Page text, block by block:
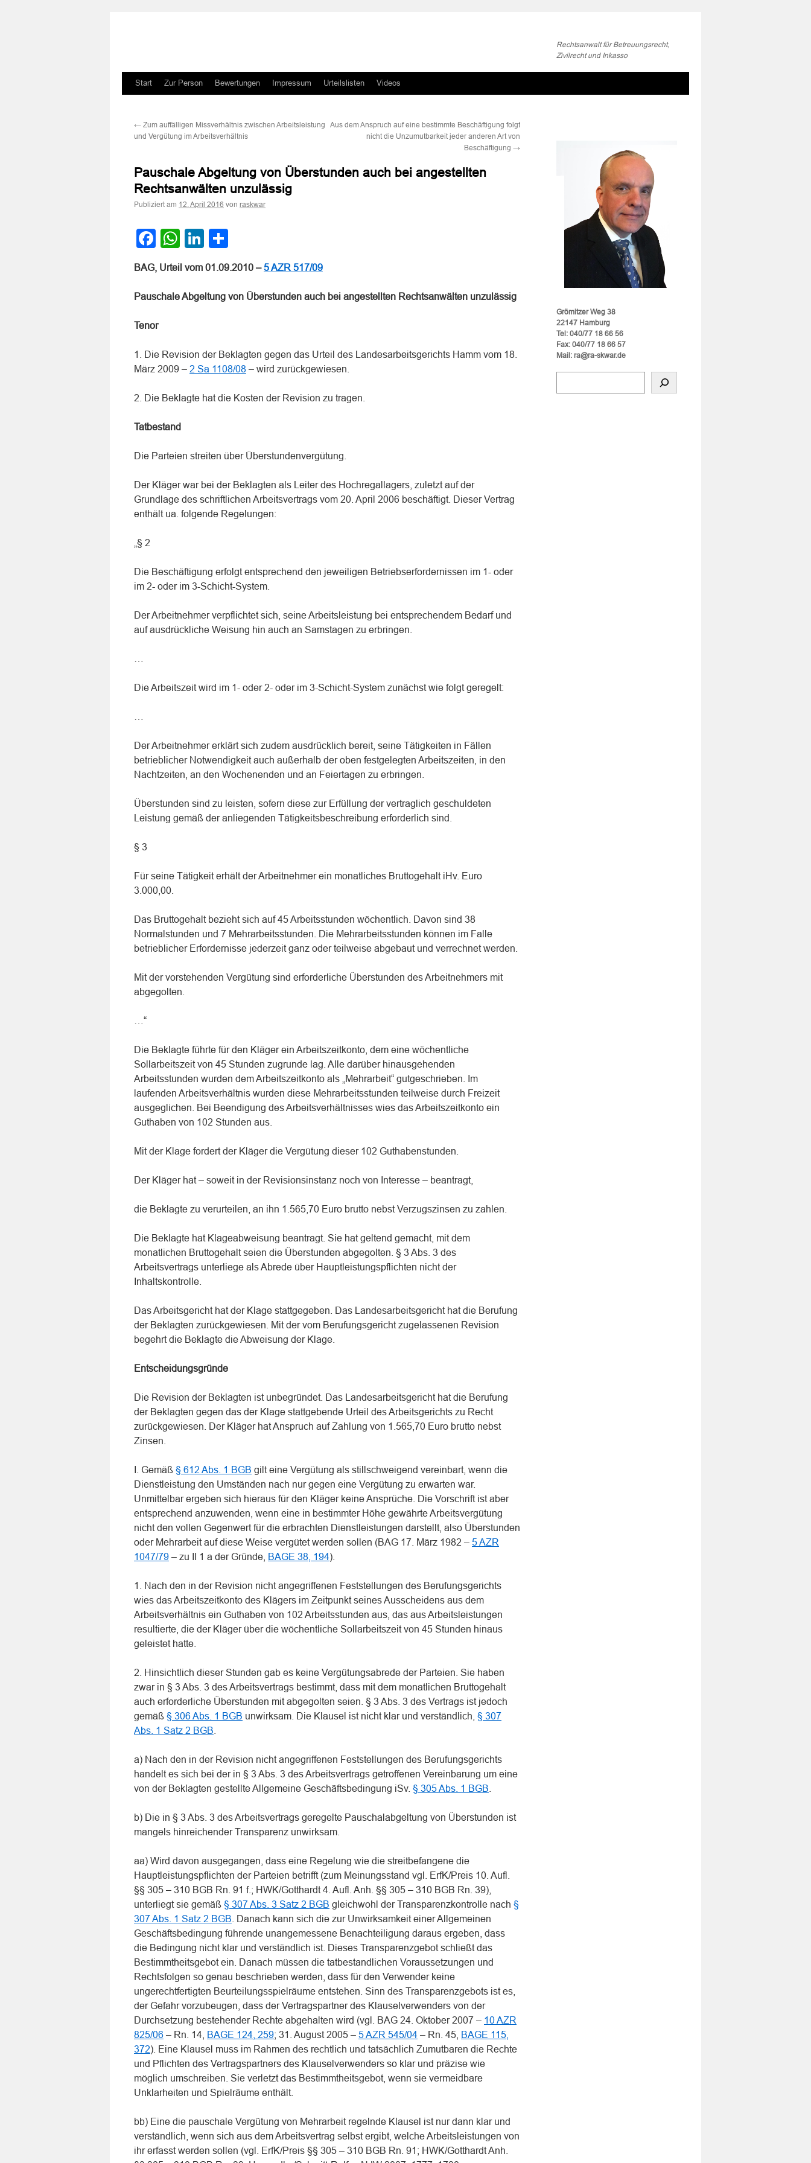
Rechtsanwalt für Betreuungsrecht,
Zivilrecht und Inkasso
Zum
springen
Start Zur Person Bewertungen Impressum Urteilslisten Videos
← Zum auffälligen Missverhältnis zwischen Arbeitsleistung
und Vergütung im Arbeitsverhältnis
Aus dem Anspruch auf eine bestimmte Beschäftigung folgt
nicht die Unzumutbarkeit jeder anderen Art von
Beschäftigung →
Pauschale Abgeltung von Überstunden auch bei angestellten
Rechtsanwälten unzulässig
Publiziert am 12. April 2016 von raskwar
Facebook
WhatsApp
LinkedIn
BAG, Urteil vom 01.09.2010 –5 AZR 517/09
Pauschale Abgeltung von Überstunden auch bei angestellten Rechtsanwälten unzulässig
Tenor
1. Die Revision der Beklagten gegen das Urteil des Landesarbeitsgerichts Hamm vom 18.
März 2009 – 2 Sa 1108/08 – wird zurückgewiesen.
2. Die Beklagte hat die Kosten der Revision zu tragen.
Tatbestand
Die Parteien streiten über Überstundenvergütung.
Der Kläger war bei der Beklagten als Leiter des Hochregallagers, zuletzt auf der
Grundlage des schriftlichen Arbeitsvertrags vom 20. April 2006 beschäftigt. Dieser Vertrag
enthält ua. folgende Regelungen:
„§ 2
Die Beschäftigung erfolgt entsprechend den jeweiligen Betriebserfordernissen im 1- oder
im 2- oder im 3-Schicht-System.
Der Arbeitnehmer verpflichtet sich, seine Arbeitsleistung bei entsprechendem Bedarf und
auf ausdrückliche Weisung hin auch an Samstagen zu erbringen.
Die Arbeitszeit wird im 1- oder 2- oder im 3-Schicht-System zunächst wie folgt geregelt:
Der Arbeitnehmer erklärt sich zudem ausdrücklich bereit, seine Tätigkeiten in Fällen
betrieblicher Notwendigkeit auch außerhalb der oben festgelegten Arbeitszeiten, in den
Nachtzeiten, an den Wochenenden und an Feiertagen zu erbringen.
Überstunden sind zu leisten, sofern diese zur Erfüllung der vertraglich geschuldeten
Leistung gemäß der anliegenden Tätigkeitsbeschreibung erforderlich sind.
§ 3
Für seine Tätigkeit erhält der Arbeitnehmer ein monatliches Bruttogehalt iHv. Euro
3.000,00.
Das Bruttogehalt bezieht sich auf 45 Arbeitsstunden wöchentlich. Davon sind 38
Normalstunden und 7 Mehrarbeitsstunden. Die Mehrarbeitsstunden können im Falle
betrieblicher Erfordernisse jederzeit ganz oder teilweise abgebaut und verrechnet werden.
Mit der vorstehenden Vergütung sind erforderliche Überstunden des Arbeitnehmers mit
abgegolten.
…“
Die Beklagte führte für den Kläger ein Arbeitszeitkonto, dem eine wöchentliche
Sollarbeitszeit von 45 Stunden zugrunde lag. Alle darüber hinausgehenden
Arbeitsstunden wurden dem Arbeitszeitkonto als „Mehrarbeit“ gutgeschrieben. Im
laufenden Arbeitsverhältnis wurden diese Mehrarbeitsstunden teilweise durch Freizeit
ausgeglichen. Bei Beendigung des Arbeitsverhältnisses wies das Arbeitszeitkonto ein
Guthaben von 102 Stunden aus.
Mit der Klage fordert der Kläger die Vergütung dieser 102 Guthabenstunden.
Der Kläger hat – soweit in der Revisionsinstanz noch von Interesse – beantragt,
die Beklagte zu verurteilen, an ihn 1.565,70 Euro brutto nebst Verzugszinsen zu zahlen.
Die Beklagte hat Klageabweisung beantragt. Sie hat geltend gemacht, mit dem
monatlichen Bruttogehalt seien die Überstunden abgegolten. § 3 Abs. 3 des
Arbeitsvertrags unterliege als Abrede über Hauptleistungspflichten nicht der
Inhaltskontrolle.
Das Arbeitsgericht hat der Klage stattgegeben. Das Landesarbeitsgericht hat die Berufung
der Beklagten zurückgewiesen. Mit der vom Berufungsgericht zugelassenen Revision
begehrt die Beklagte die Abweisung der Klage.
Entscheidungsgründe
Die Revision der Beklagten ist unbegründet. Das Landesarbeitsgericht hat die Berufung
der Beklagten gegen das der Klage stattgebende Urteil des Arbeitsgerichts zu Recht
zurückgewiesen. Der Kläger hat Anspruch auf Zahlung von 1.565,70 Euro brutto nebst
Zinsen.
I. Gemäß § 612 Abs. 1 BGB gilt eine Vergütung als stillschweigend vereinbart, wenn die
Dienstleistung den Umständen nach nur gegen eine Vergütung zu erwarten war.
Unmittelbar ergeben sich hieraus für den Kläger keine Ansprüche. Die Vorschrift ist aber
entsprechend anzuwenden, wenn eine in bestimmter Höhe gewährte Arbeitsvergütung
nicht den vollen Gegenwert für die erbrachten Dienstleistungen darstellt, also Überstunden
oder Mehrarbeit auf diese Weise vergütet werden sollen (BAG 17. März 1982 – 5 AZR
1047/79 – zu II 1 a der Gründe, BAGE 38, 194).
1. Nach den in der Revision nicht angegriffenen Feststellungen des Berufungsgerichts
wies das Arbeitszeitkonto des Klägers im Zeitpunkt seines Ausscheidens aus dem
Arbeitsverhältnis ein Guthaben von 102 Arbeitsstunden aus, das aus Arbeitsleistungen
resultierte, die der Kläger über die wöchentliche Sollarbeitszeit von 45 Stunden hinaus
geleistet hatte.
2. Hinsichtlich dieser Stunden gab es keine Vergütungsabrede der Parteien. Sie haben
zwar in § 3 Abs. 3 des Arbeitsvertrags bestimmt, dass mit dem monatlichen Bruttogehalt
auch erforderliche Überstunden mit abgegolten seien. § 3 Abs. 3 des Vertrags ist jedoch
gemäß § 306 Abs. 1 BGB unwirksam. Die Klausel ist nicht klar und verständlich, § 307
Abs. 1 Satz 2 BGB
a) Nach den in der Revision nicht angegriffenen Feststellungen des Berufungsgerichts
handelt es sich bei der in § 3 Abs. 3 des Arbeitsvertrags getroffenen Vereinbarung um eine
von der Beklagten gestellte Allgemeine Geschäftsbedingung iSv. § 305 Abs. 1 BGB
b) Die in § 3 Abs. 3 des Arbeitsvertrags geregelte Pauschalabgeltung von Überstunden ist
mangels hinreichender Transparenz unwirksam.
aa) Wird davon ausgegangen, dass eine Regelung wie die streitbefangene die
Hauptleistungspflichten der Parteien betrifft (zum Meinungsstand vgl. ErfK/Preis 10. Aufl.
§§ 305 – 310 BGB Rn. 91 f.; HWK/Gotthardt 4. Aufl. Anh. §§ 305 – 310 BGB Rn. 39),
unterliegt sie gemäß § 307 Abs. 3 Satz 2 BGB gleichwohl der Transparenzkontrolle nach §
307 Abs. 1 Satz 2 BGB . Danach kann sich die zur Unwirksamkeit einer Allgemeinen
Geschäftsbedingung führende unangemessene Benachteiligung daraus ergeben, dass
die Bedingung nicht klar und verständlich ist. Dieses Transparenzgebot schließt das
Bestimmtheitsgebot ein. Danach müssen die tatbestandlichen Voraussetzungen und
Rechtsfolgen so genau beschrieben werden, dass für den Verwender keine
ungerechtfertigten Beurteilungsspielräume entstehen. Sinn des Transparenzgebots ist es,
der Gefahr vorzubeugen, dass der Vertragspartner des Klauselverwenders von der
Durchsetzung bestehender Rechte abgehalten wird (vgl. BAG 24. Oktober 2007 – 10 AZR
825/06 – Rn. 14, BAGE 124, 259; 31. August 2005 – 5 AZR 545/04 – Rn. 45, BAGE 115,
372). Eine Klausel muss im Rahmen des rechtlich und tatsächlich Zumutbaren die Rechte
und Pflichten des Vertragspartners des Klauselverwenders so klar und präzise wie
möglich umschreiben. Sie verletzt das Bestimmtheitsgebot, wenn sie vermeidbare
Unklarheiten und Spielräume enthält.
bb) Eine die pauschale Vergütung von Mehrarbeit regelnde Klausel ist nur dann klar und
verständlich, wenn sich aus dem Arbeitsvertrag selbst ergibt, welche Arbeitsleistungen von
ihr erfasst werden sollen (vgl. ErfK/Preis §§ 305 – 310 BGB Rn. 91; HWK/Gotthardt Anh.
Grömitzer Weg 38
22147 Hamburg
Tel: 040/77 18 66 56
Fax: 040/77 18 66 57
Mail: ra@ra-skwar.de